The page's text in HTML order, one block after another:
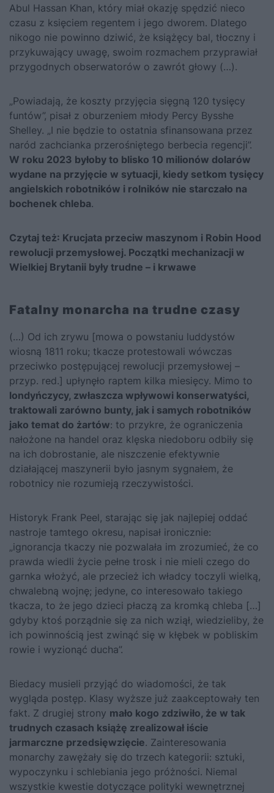
Abul Hassan Khan, który miał okazję spędzić nieco
czasu z księciem regentem i jego dworem. Dlatego
nikogo nie powinno dziwić, że książęcy bal, tłoczny i
przykuwający uwagę, swoim rozmachem przyprawiał
przygodnych obserwatorów o zawrót głowy (…).
„Powiadają, że koszty przyjęcia sięgną 120 tysięcy
funtów”, pisał z oburzeniem młody Percy Bysshe
Shelley. „I nie będzie to ostatnia sfinansowana przez
naród zachcianka przerośniętego berbecia regencji”.
W roku 2023 byłoby to blisko 10 milionów dolarów
wydane na przyjęcie w sytuacji, kiedy setkom tysięcy
angielskich robotników i rolników nie starczało na
bochenek chleba.
Czytaj też: Krucjata przeciw maszynom i Robin Hood
rewolucji przemysłowej. Początki mechanizacji w
Wielkiej Brytanii były trudne – i krwawe
Fatalny monarcha na trudne czasy
(…) Od ich zrywu [mowa o powstaniu luddystów
wiosną 1811 roku; tkacze protestowali wówczas
przeciwko postępującej rewolucji przemysłowej –
przyp. red.] upłynęło raptem kilka miesięcy. Mimo to
londyńczycy, zwłaszcza wpływowi konserwatyści,
traktowali zarówno bunty, jak i samych robotników
jako temat do żartów: to przykre, że ograniczenia
nałożone na handel oraz klęska niedoboru odbiły się
na ich dobrostanie, ale niszczenie efektywnie
działającej maszynerii było jasnym sygnałem, że
robotnicy nie rozumieją rzeczywistości.
Historyk Frank Peel, starając się jak najlepiej oddać
nastroje tamtego okresu, napisał ironicznie:
„ignorancja tkaczy nie pozwalała im zrozumieć, że co
prawda wiedli życie pełne trosk i nie mieli czego do
garnka włożyć, ale przecież ich władcy toczyli wielką,
chwalebną wojnę; jedyne, co interesowało takiego
tkacza, to że jego dzieci płaczą za kromką chleba […]
gdyby ktoś porządnie się za nich wziął, wiedzieliby, że
ich powinnością jest zwinąć się w kłębek w pobliskim
rowie i wyzionąć ducha”.
Biedacy musieli przyjąć do wiadomości, że tak
wygląda postęp. Klasy wyższe już zaakceptowały ten
fakt. Z drugiej strony mało kogo zdziwiło, że w tak
trudnych czasach książę zrealizował iście
jarmarczne przedsięwzięcie. Zainteresowania
monarchy zawężały się do trzech kategorii: sztuki,
wypoczynku i schlebiania jego próżności. Niemal
wszystkie kwestie dotyczące polityki wewnętrznej